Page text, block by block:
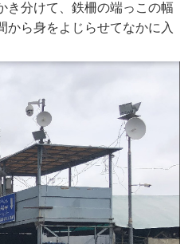
き分けて、鉄柵の端っこの幅
から身をよじらせてなかに入